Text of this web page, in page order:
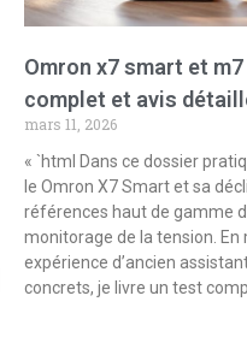
Omron x7 smart et
complet et avis
mars 11, 2026
« `html Dans ce dossier
le Omron X7 Smart et sa
références haut de gamme
monitorage de la tension. En
expérience d’ancien
concrets, je livre un test